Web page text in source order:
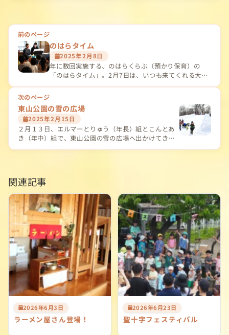
投
稿
ナ
ビ
ゲ
ー
ョ
前のページ
のはらタイム
2025年2月8日
年に数回実施する、のはらくらぶ（預かり保育）の
「のはらタイム」。2月7日は、いつも来てくれる大
学…
次のページ
東山公園の雪の広場
2025年2月15日
２月１３日、エルマーとりゅう（年長）組とこんとあ
き（年中）組で、東山公園の雪の広場へ出かけてき
ま…
関連記事
2026年6月3日
ラーメン屋さん登場！
2026年6月23日
聖十字フェスティバル